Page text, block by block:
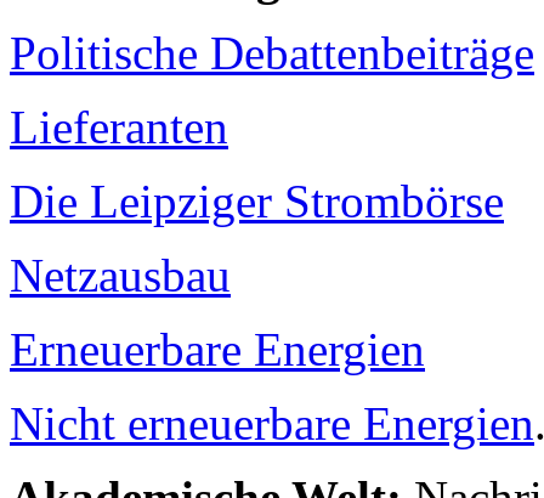
Politische Debattenbeiträge
Lieferanten
Die Leipziger Strombörse
Netzausbau
Erneuerbare Energien
Nicht erneuerbare Energien